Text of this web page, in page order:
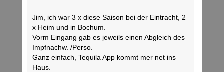
Jim, ich war 3 x diese Saison bei der Eintracht, 2
x Heim und in Bochum.
Vorm Eingang gab es jeweils einen Abgleich des
Impfnachw. /Perso.
Ganz einfach, Tequila App kommt mer net ins
Haus.